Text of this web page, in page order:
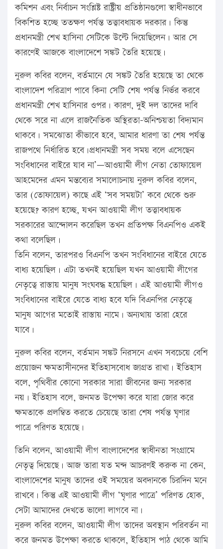
কমিশন এবং নির্বাচন সংশ্লিষ্ট রাষ্ট্রীয় প্রতিষ্ঠানগুলো স্বাধীনভাবে
বিকশিত হচ্ছে ততক্ষণ পর্যন্ত তত্ত্বাবধায়ক দরকার। কিন্তু
প্রধানমন্ত্রী শেখ হাসিনা সেটিকে উল্টে দিয়েছিলেন। আর সে
কারণেই আজকে বাংলাদেশে সঙ্কট তৈরি হয়েছে।
নুরুল কবির বলেন, বর্তমানে যে সঙ্কট তৈরি হয়েছে তা থেকে
বাংলাদেশ পরিত্রাণ পাবে কিনা সেটি শেষ পর্যন্ত নির্ভর করবে
প্রধানমন্ত্রী শেখ হাসিনার ওপর। কারণ, দুই দল তাদের দাবি
থেকে সরে না এলে রাজনৈতিক অস্থিরতা-অনিশ্চয়তা বিদ্যমান
থাকবে। সমঝোতা কীভাবে হবে, আমার ধারণা তা শেষ পর্যন্ত
রাজপথে নির্ধারিত হবে।প্রধানমন্ত্রী সব সময় বলে এসেছেন
সংবিধানের বাইরে যাব না’—আওয়ামী লীগ নেতা তোফায়েল
আহমেদের এমন মন্তব্যের সমালোচনায় নুরুল কবির বলেন,
তার (তোফায়েল) কাছে এই ‘সব সময়টা’ কবে থেকে শুরু
হয়েছে? কারণ হচ্ছে, যখন আওয়ামী লীগ তত্ত্বাবধায়ক
সরকারের আন্দোলন করেছিল তখন প্রতিপক্ষ বিএনপিও একই
কথা বলেছিল।
তিনি বলেন, তারপরও বিএনপি তখন সংবিধানের বাইরে যেতে
বাধ্য হয়েছিল। এটা তখনই হয়েছিল যখন আওয়ামী লীগের
নেতৃত্বে রাস্তায় মানুষ সংঘবদ্ধ হয়েছিল। এই আওয়ামী লীগও
সংবিধানের বাইরে যেতে বাধ্য হবে যদি বিএনপির নেতৃত্বে
মানুষ আগের মতোই রাস্তায় নামে। অন্যথায় তারা হেরে
যাবে।
নুরুল কবির বলেন, বর্তমান সঙ্কট নিরসনে এখন সবচেয়ে বেশি
প্রয়োজন ক্ষমতাসীনদের ইতিহাসবোধ জাগ্রত রাখা। ইতিহাস
বলে, পৃথিবীর কোনো সরকার সারা জীবনের জন্য সরকার
নয়। ইতিহাস বলে, জনমত উপেক্ষা করে যারা জোর করে
ক্ষমতাকে প্রলম্বিত করতে চেয়েছে তারা শেষ পর্যন্ত ঘৃণার
পাত্রে পরিণত হয়েছে।
তিনি বলেন, আওয়ামী লীগ বাংলাদেশের স্বাধীনতা সংগ্রামে
নেতৃত্ব দিয়েছে। আজ তারা যত মন্দ আচরণই করুক না কেন,
বাংলাদেশের মানুষ তাদের ওই সময়ের অবদানকে চিরদিন মনে
রাখবে। কিন্তু এই আওয়ামী লীগ ‘ঘৃণার পাত্রে’ পরিণত হোক,
সেটা আমাদের দেখতে ভালো লাগবে না।
নুরুল কবির বলেন, আওয়ামী লীগ তাদের অবস্থান পরিবর্তন না
করে জনমত উপেক্ষা করতে থাকলে, ইতিহাস পাঠ থেকে আমি